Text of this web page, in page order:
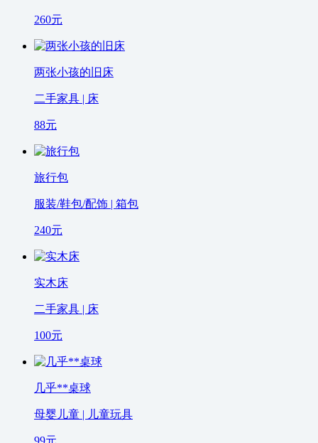
260元
两张小孩的旧床
二手家具 | 床
88元
旅行包
服装/鞋包/配饰 | 箱包
240元
实木床
二手家具 | 床
100元
几乎**桌球
母婴儿童 | 儿童玩具
99元